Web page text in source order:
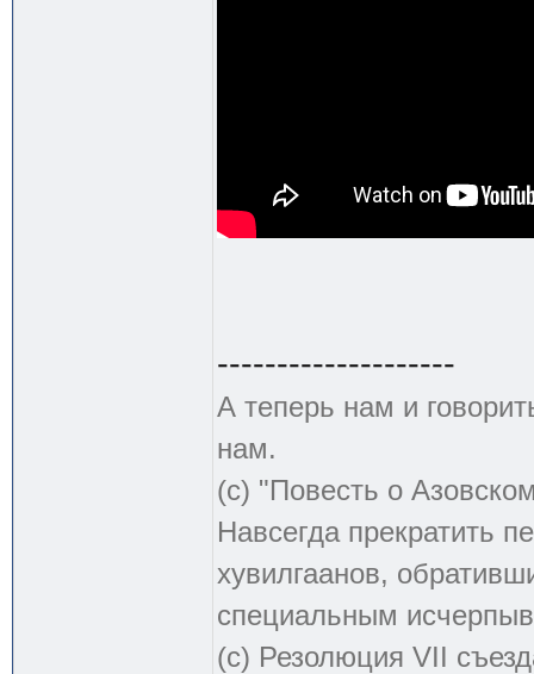
--------------------
А теперь нам и
нам.
(с) "Повесть о
Навсегда прекратить
хувилгаанов,
специальным
(с) Резолюция VII